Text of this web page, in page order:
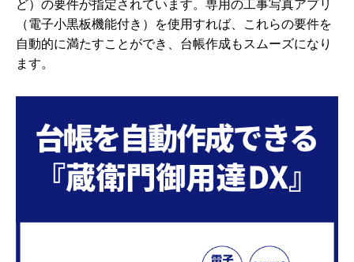
（電子小黒板機能付き）を使用すれば、これらの要件を
自動的に満たすことができ、台帳作成もスムーズになり
ます。